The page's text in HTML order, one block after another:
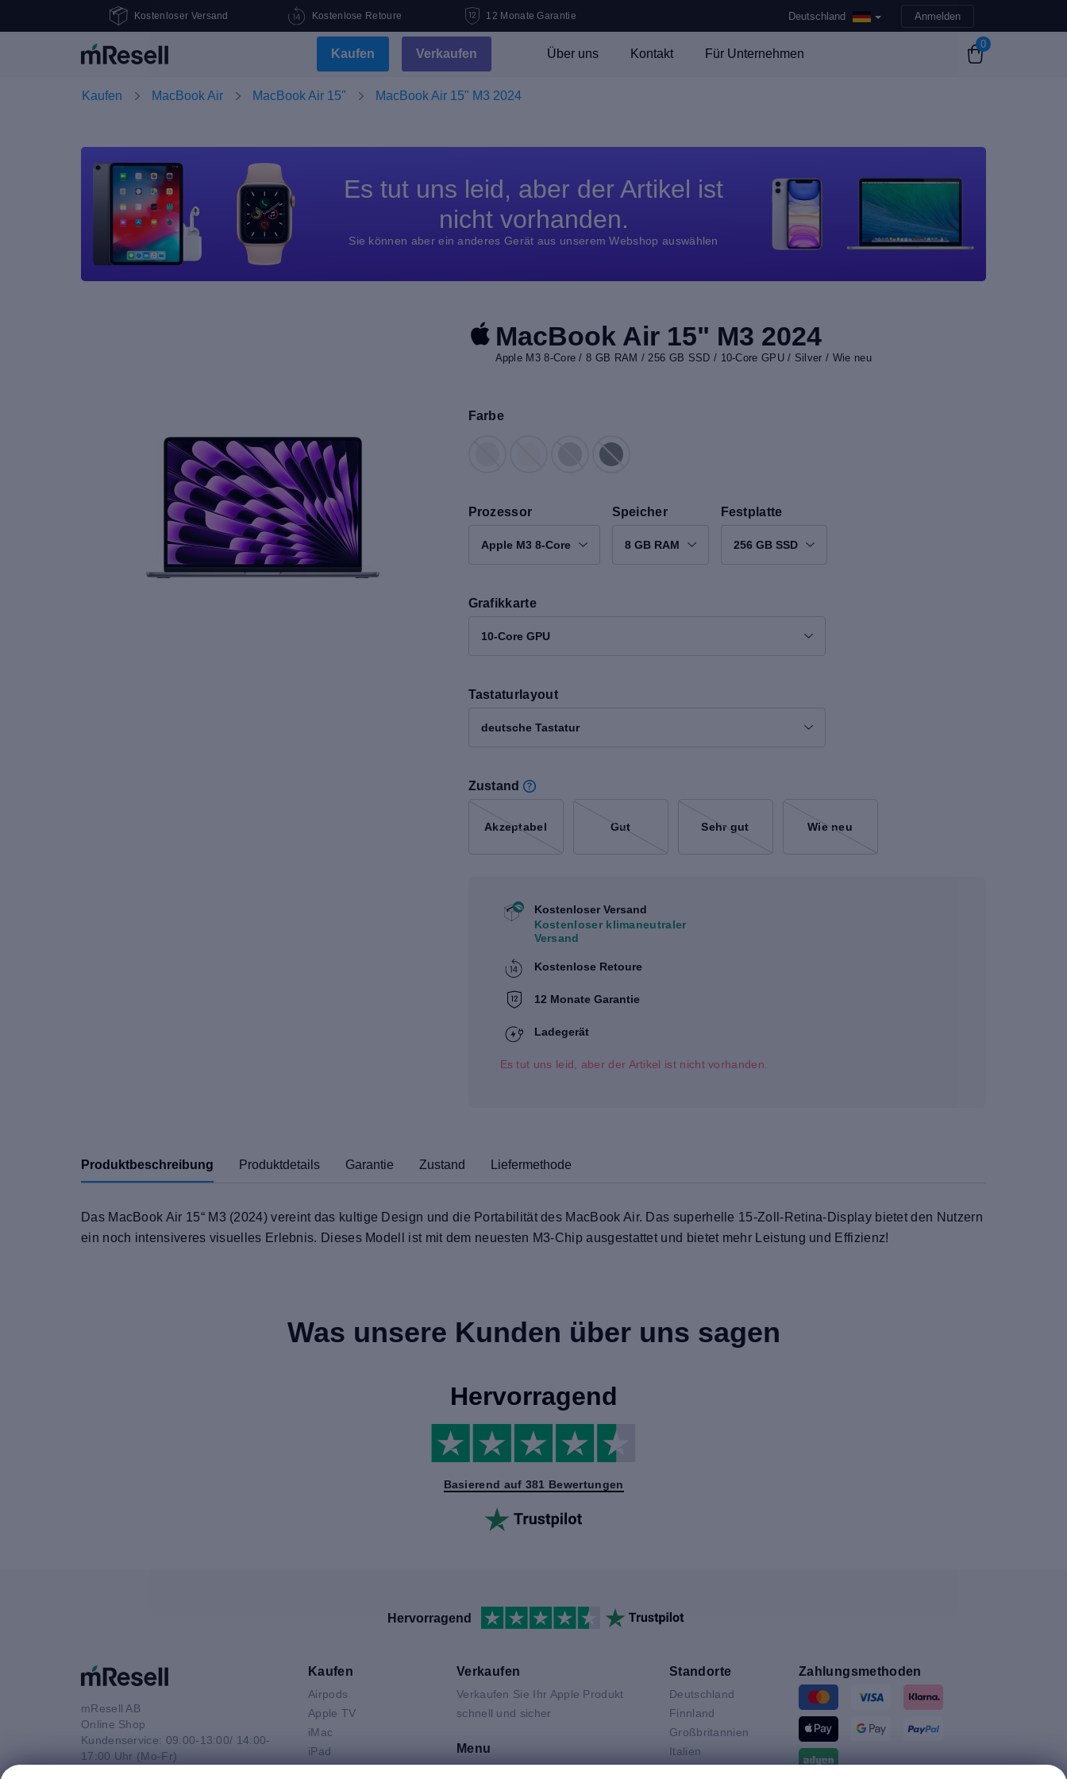
Kostenloser Versand Kostenlose Retoure 12 Monate Garantie Deutschland Anmelden
Kaufen Verkaufen Über uns Kontakt Für Unternehmen
0
Kaufen MacBook Air MacBook Air 15" MacBook Air 15" M3 2024
Es tut uns leid, aber der Artikel ist
nicht vorhanden.
Sie können aber ein anderes Gerät aus unserem Webshop auswählen
MacBook Air 15" M3 2024
Apple M3 8-Core / 8 GB RAM / 256 GB SSD / 10-Core GPU / Silver / Wie neu
Farbe
Prozessor
Apple M3 8-Core
Speicher
8 GB RAM
Festplatte
256 GB SSD
Grafikkarte
10-Core GPU
Tastaturlayout
deutsche Tastatur
Zustand
Akzeptabel Gut Sehr gut Wie neu
Kostenloser Versand
Kostenloser klimaneutraler
Versand
Kostenlose Retoure
12 Monate Garantie
Ladegerät
Es tut uns leid, aber der Artikel ist nicht vorhanden.
Produktbeschreibung Produktdetails Garantie Zustand Liefermethode
Das MacBook Air 15“ M3 (2024) vereint das kultige Design und die Portabilität des MacBook Air. Das superhelle 15-Zoll-Retina-Display bietet den Nutzern
ein noch intensiveres visuelles Erlebnis. Dieses Modell ist mit dem neuesten M3-Chip ausgestattet und bietet mehr Leistung und Effizienz!
Was unsere Kunden über uns sagen
Hervorragend
Basierend auf 381 Bewertungen
Hervorragend
mResell AB
Online Shop
Kundenservice: 09:00-13:00/ 14:00-
17:00 Uhr (Mo-Fr)
Kaufen
Airpods
Apple TV
iMac
iPad
Verkaufen
Verkaufen Sie Ihr Apple Produkt
schnell und sicher
Menu
Standorte
Deutschland
Finnland
Großbritannien
Italien
Zahlungsmethoden